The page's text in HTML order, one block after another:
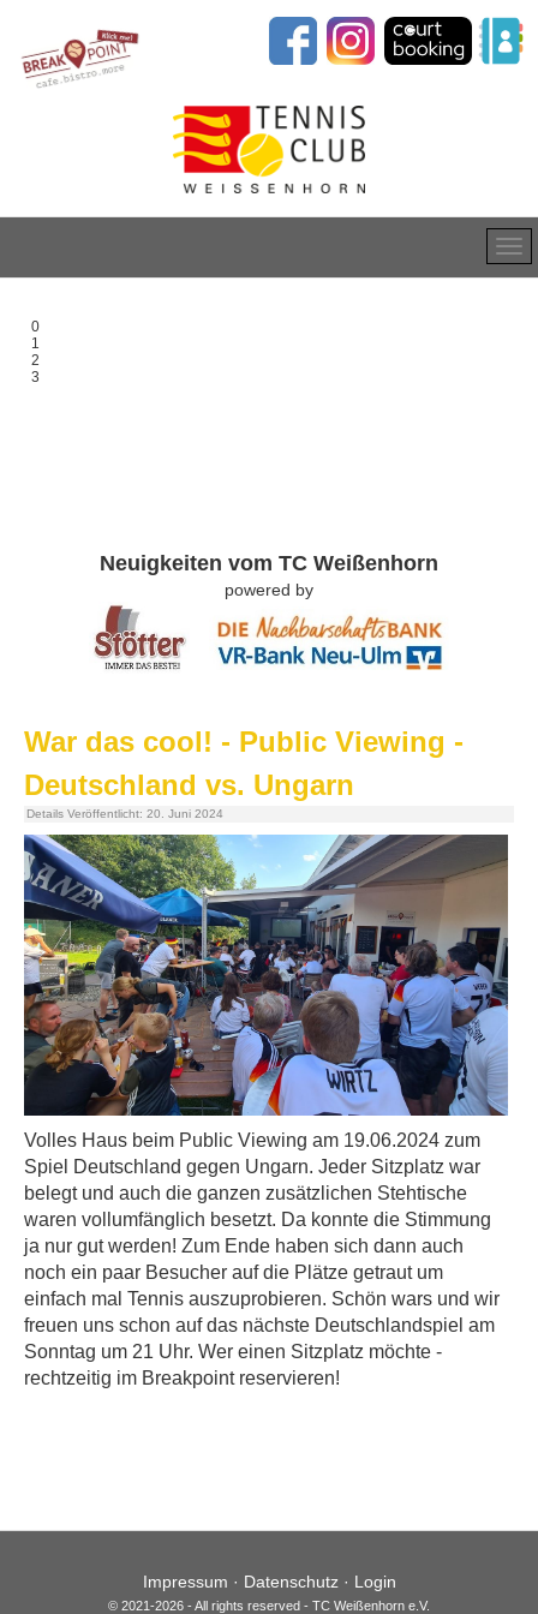
0
1
2
3
Neuigkeiten vom TC Weißenhorn
powered by
War das cool! - Public Viewing -
Deutschland vs. Ungarn
Details Veröffentlicht: 20. Juni 2024
Volles Haus beim Public Viewing am 19.06.2024 zum
Spiel Deutschland gegen Ungarn. Jeder Sitzplatz war
belegt und auch die ganzen zusätzlichen Stehtische
waren vollumfänglich besetzt. Da konnte die Stimmung
ja nur gut werden! Zum Ende haben sich dann auch
noch ein paar Besucher auf die Plätze getraut um
einfach mal Tennis auszuprobieren. Schön wars und wir
freuen uns schon auf das nächste Deutschlandspiel am
Sonntag um 21 Uhr. Wer einen Sitzplatz möchte -
rechtzeitig im Breakpoint reservieren!
Impressum · Datenschutz· Login
© 2021-2026 - All rights reserved - TC Weißenhorn e.V.